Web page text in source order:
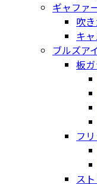
ギャファ
吹
キ
ブルズア
板
フ
ス